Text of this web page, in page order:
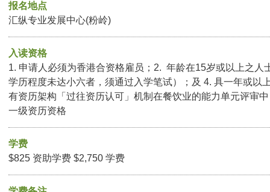
报名地点
汇纵专业发展中心(粉岭)
入读资格
1. 申请人必须为香港合资格雇员；2. 年龄在15岁或以上之人
学历程度未达小六者，须通过入学笔试）；及 4. 具一年或以
有资历架构「过往资历认可」机制在餐饮业的能力单元评审
一级资历资格
学费
$825 资助学费 $2,750 学费